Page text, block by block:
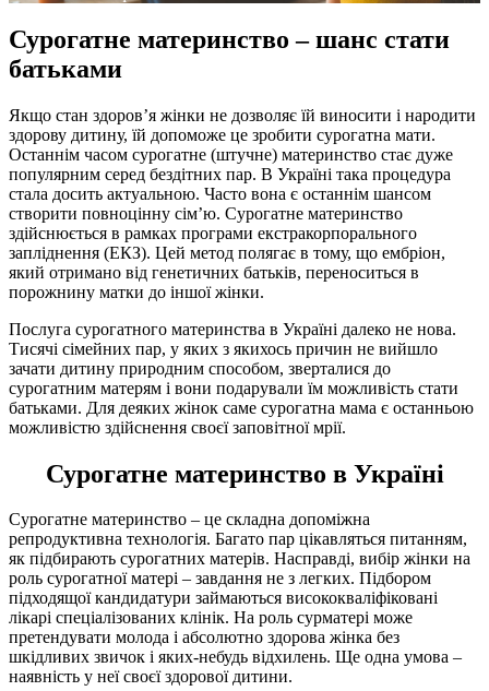
Сурогатне материнство – шанс стати
батьками
Якщо стан здоров’я жінки не дозволяє їй виносити і народити
здорову дитину, їй допоможе це зробити сурогатна мати.
Останнім часом сурогатне (штучне) материнство стає дуже
популярним серед бездітних пар. В Україні така процедура
стала досить актуальною. Часто вона є останнім шансом
створити повноцінну сім’ю. Сурогатне материнство
здійснюється в рамках програми екстракорпорального
запліднення (ЕКЗ). Цей метод полягає в тому, що ембріон,
який отримано від генетичних батьків, переноситься в
порожнину матки до іншої жінки.
Послуга сурогатного материнства в Україні далеко не нова.
Тисячі сімейних пар, у яких з якихось причин не вийшло
зачати дитину природним способом, зверталися до
сурогатним матерям і вони подарували їм можливість стати
батьками. Для деяких жінок саме сурогатна мама є останньою
можливістю здійснення своєї заповітної мрії.
Сурогатне материнство в Україні
Сурогатне материнство – це складна допоміжна
репродуктивна технологія. Багато пар цікавляться питанням,
як підбирають сурогатних матерів. Насправді, вибір жінки на
роль сурогатної матері – завдання не з легких. Підбором
підходящої кандидатури займаються висококваліфіковані
лікарі спеціалізованих клінік. На роль сурматері може
претендувати молода і абсолютно здорова жінка без
шкідливих звичок і яких-небудь відхилень. Ще одна умова –
наявність у неї своєї здорової дитини.